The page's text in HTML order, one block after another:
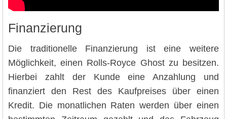
Finanzierung
Die traditionelle Finanzierung ist eine weitere
Möglichkeit, einen Rolls-Royce Ghost zu besitzen.
Hierbei zahlt der Kunde eine Anzahlung und
finanziert den Rest des Kaufpreises über einen
Kredit. Die monatlichen Raten werden über einen